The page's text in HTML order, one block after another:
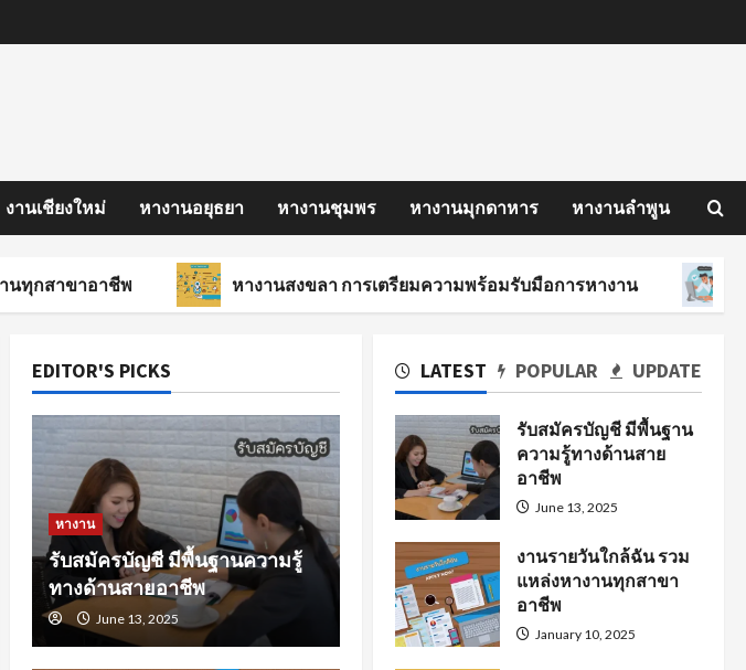
งานเชียงใหม่ หางานอยุธยา หางานชุมพร หางานมุกดาหาร หางานลำพูน
อาชีพ หางานสงขลา การเตรียมความพร้อมรับมือการหางาน นักศึกษาฝึ
LATEST POPULAR UPDATE
รับสมัครบัญชี มีพื้นฐาน
ความรู้ทางด้านสาย
อาชีพ
June 13, 2025
งานรายวันใกล้ฉัน รวม
แหล่งหางานทุกสาขา
อาชีพ
January 10, 2025
EDITOR'S PICKS
หางาน
รับสมัครบัญชี มีพื้นฐานความรู้
ทางด้านสายอาชีพ
June 13, 2025